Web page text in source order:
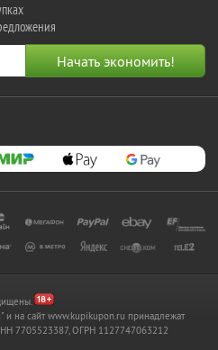
и на сайт www.kupikupon.ru принадлежат
7705523387, ОГРН 1127747063212